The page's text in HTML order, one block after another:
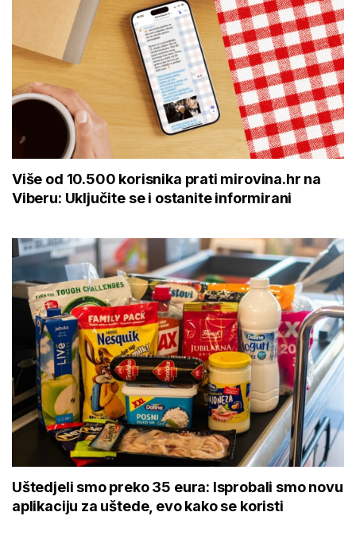
Više od 10.500 korisnika prati mirovina.hr na
Viberu: Uključite se i ostanite informirani
Uštedjeli smo preko 35 eura: Isprobali smo novu
aplikaciju za uštede, evo kako se koristi